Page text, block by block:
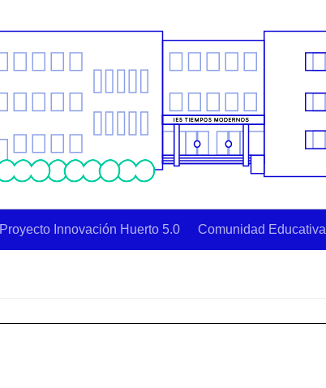
Proyecto Innovación Huerto 5.0 Comunidad Educativa